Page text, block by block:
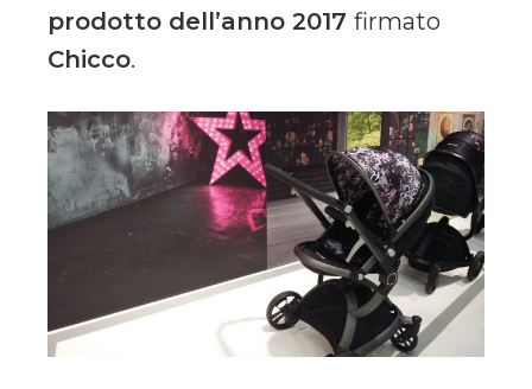
prodotto dell’anno 2017 firmato
Chicco.